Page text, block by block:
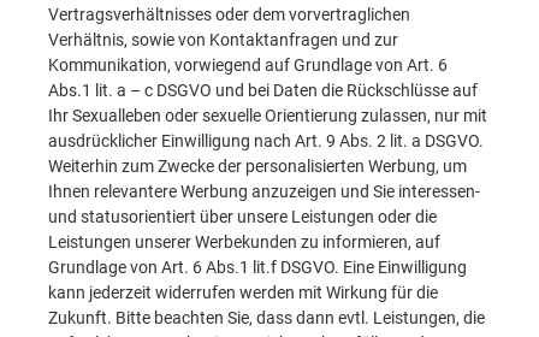
Vertragsverhältnisses oder dem vorvertraglichen
Verhältnis, sowie von Kontaktanfragen und zur
Kommunikation, vorwiegend auf Grundlage von Art. 6
Abs.1 lit. a – c DSGVO und bei Daten die Rückschlüsse auf
Ihr Sexualleben oder sexuelle Orientierung zulassen, nur mit
ausdrücklicher Einwilligung nach Art. 9 Abs. 2 lit. a DSGVO.
Weiterhin zum Zwecke der personalisierten Werbung, um
Ihnen relevantere Werbung anzuzeigen und Sie interessen-
und statusorientiert über unsere Leistungen oder die
Leistungen unserer Werbekunden zu informieren, auf
Grundlage von Art. 6 Abs.1 lit.f DSGVO. Eine Einwilligung
kann jederzeit widerrufen werden mit Wirkung für die
Zukunft. Bitte beachten Sie, dass dann evtl. Leistungen, die